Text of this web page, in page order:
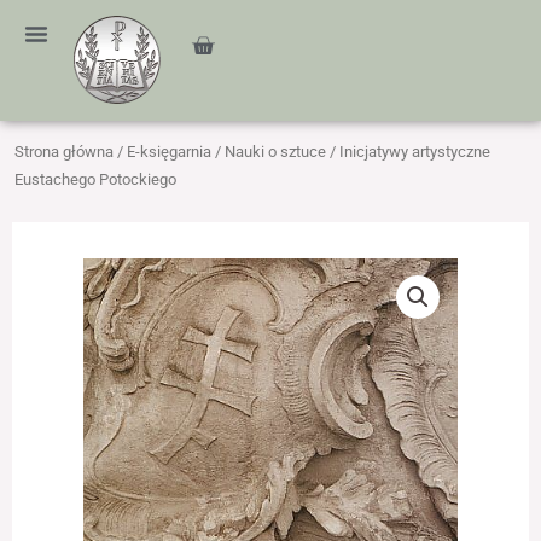
treści
Cart
Strona główna / E-księgarnia / Nauki o sztuce / Inicjatywy artystyczne
Eustachego Potockiego